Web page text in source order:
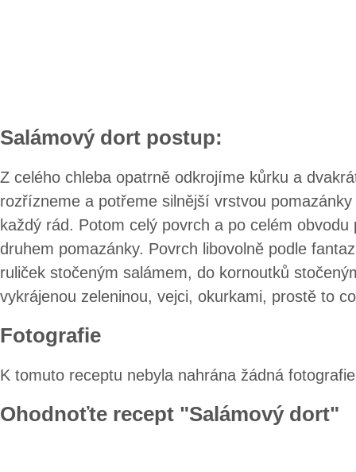
Salámový dort postup:
Z celého chleba opatrně odkrojíme kůrku a
rozřízneme a potřeme silnější vrstvou
každý rád. Potom celý povrch a po celém
druhem pomazánky. Povrch libovolně podle
ruliček stočeným salámem, do kornoutků
vykrájenou zeleninou, vejci, okurkami, prostě to
Fotografie
K tomuto receptu nebyla nahrána žádná
Ohodnoťte recept "Salámový dort"